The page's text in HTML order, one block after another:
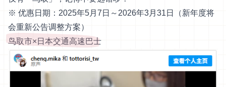
※ 优惠日期：2025年5月7日～2026年3月31日（新年度将
会重新公告调整方案）
鸟取市×日本交通高速巴士